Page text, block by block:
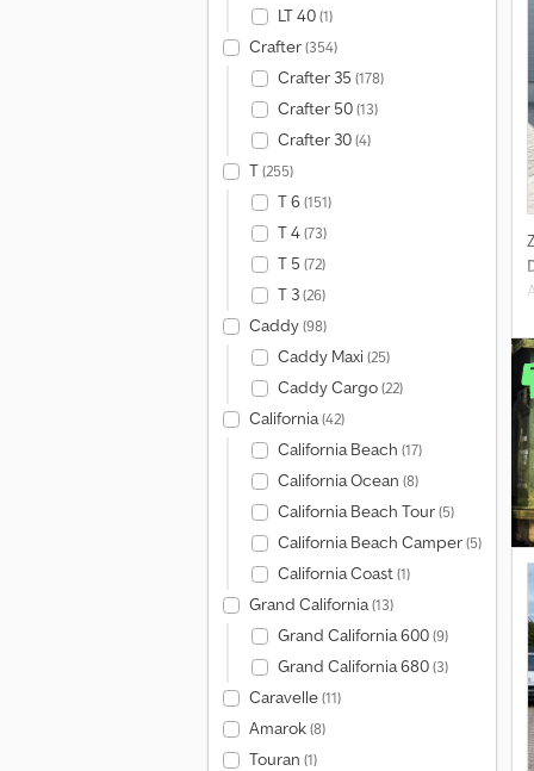
LT 40(1)
Crafter(354)
Crafter 35 (178)
Crafter 50(13)
Crafter 30(4)
T(255)
T 6(151)
T 4(73)
T 5 (72)
T 3(26)
Caddy(98)
Caddy Maxi(25)
Caddy Cargo(22)
California(42)
California Beach (17)
California Ocean (8)
California Beach Tour(5)
California Beach Camper(5)
California Coast(1)
Grand California(13)
Grand California 600(9)
Grand California 680(3)
Caravelle(11)
Amarok(8)
Touran (1)